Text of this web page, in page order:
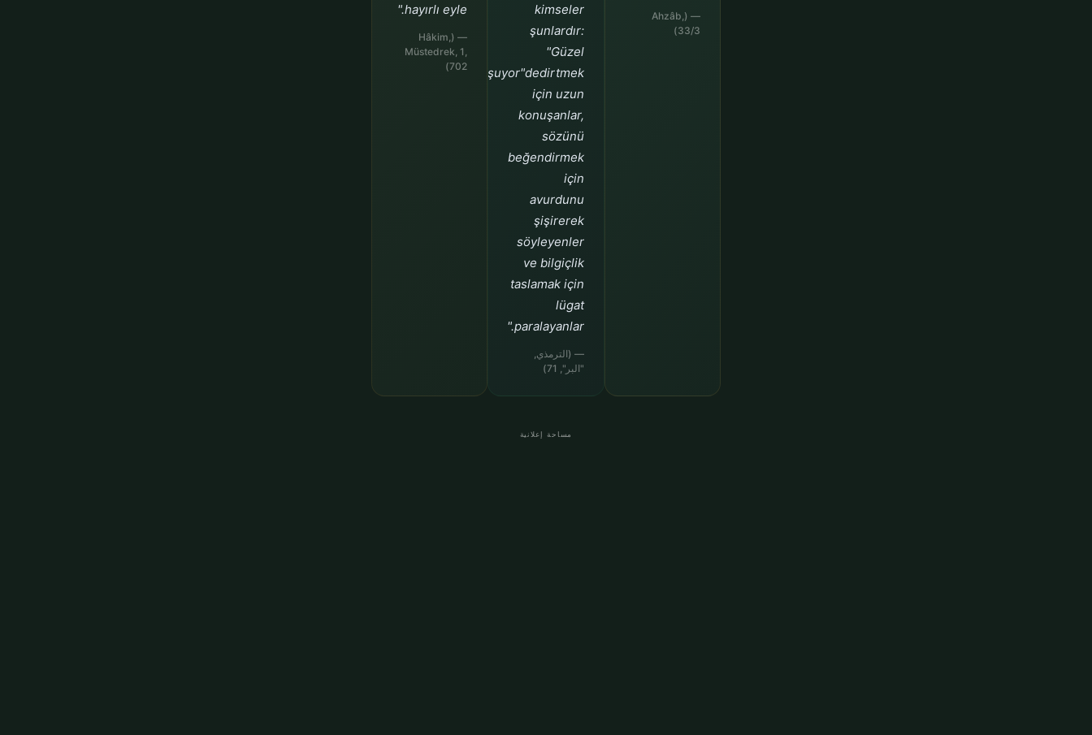
— (Ahzâb,
33/3)
kimseler
şunlardır:
"Güzel
konuşuyor"dedirtmek
için uzun
konuşanlar,
sözünü
beğendirmek
için
avurdunu
şişirerek
söyleyenler
ve bilgiçlik
taslamak için
lügat
paralayanlar."
— (الترمذي,
"البر", 71)
hayırlı eyle."
— (Hâkim,
Müstedrek, 1,
702)
مساحة إعلانية